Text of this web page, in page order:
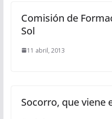
Comisión de
Sol
11 abril, 2013
Socorro, que viene